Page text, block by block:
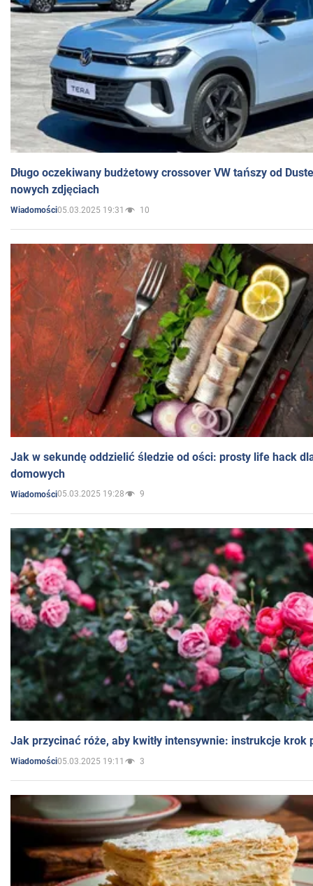
Długo oczekiwany budżetowy crossover VW tańszy od
nowych zdjęciach
Wiadomości05.03.2025 19:31 10
Jak w sekundę oddzielić śledzie od ości: prosty life hack
domowych
Wiadomości05.03.2025 19:28 9
Jak przycinać róże, aby kwitły intensywnie: instrukcje krok
Wiadomości05.03.2025 19:11 3